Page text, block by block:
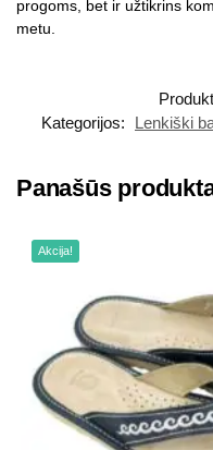
progoms, bet ir užtikrins
metu.
Kategorijos:
Lenkiški
Panašūs
Akcija!